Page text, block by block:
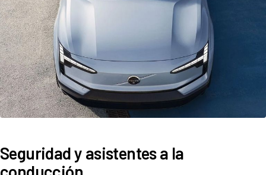
Seguridad y asistentes a la